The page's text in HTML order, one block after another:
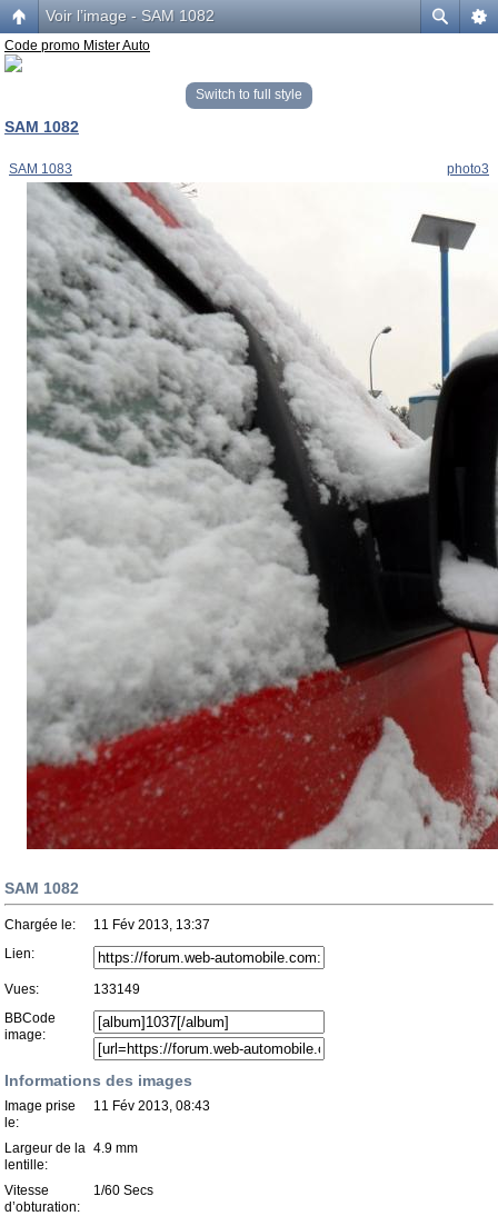
Voir l’image - SAM 1082
Code promo Mister Auto
Switch to full style
SAM 1082
SAM 1083 photo3
SAM 1082
Chargée le:
11 Fév 2013, 13:37
Lien:
Vues:
133149
BBCode
image:
Informations des images
Image prise
le:
11 Fév 2013, 08:43
Largeur de la
lentille:
4.9 mm
Vitesse
d’obturation:
1/60 Secs